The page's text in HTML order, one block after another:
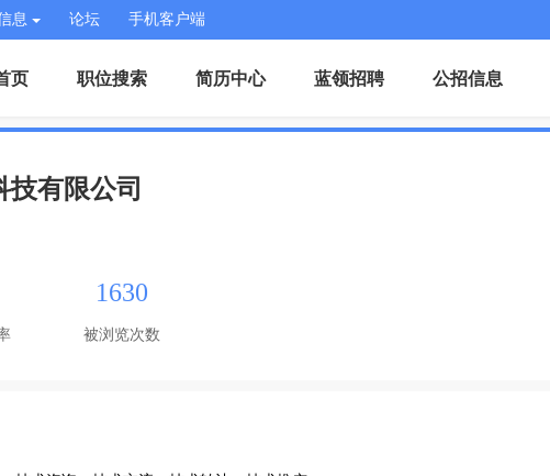
息 论坛 手机客户端
页 职位搜索 简历中心 蓝领招聘 公招信息
技有限公司
1630
被浏览次数